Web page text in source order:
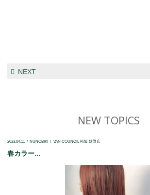
NEXT
NEW TOPICS
2023.04.11 NUNOBIKI VAN COUNCIL 松阪 嬉野店
春カラー...